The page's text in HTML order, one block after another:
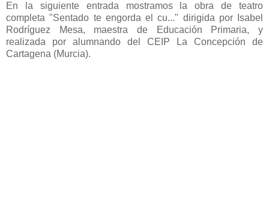
En la siguiente entrada mostramos la obra de teatro
completa "Sentado te engorda el cu..." dirigida por Isabel
Rodríguez Mesa, maestra de Educación Primaria, y
realizada por alumnando del CEIP La Concepción de
Cartagena (Murcia).